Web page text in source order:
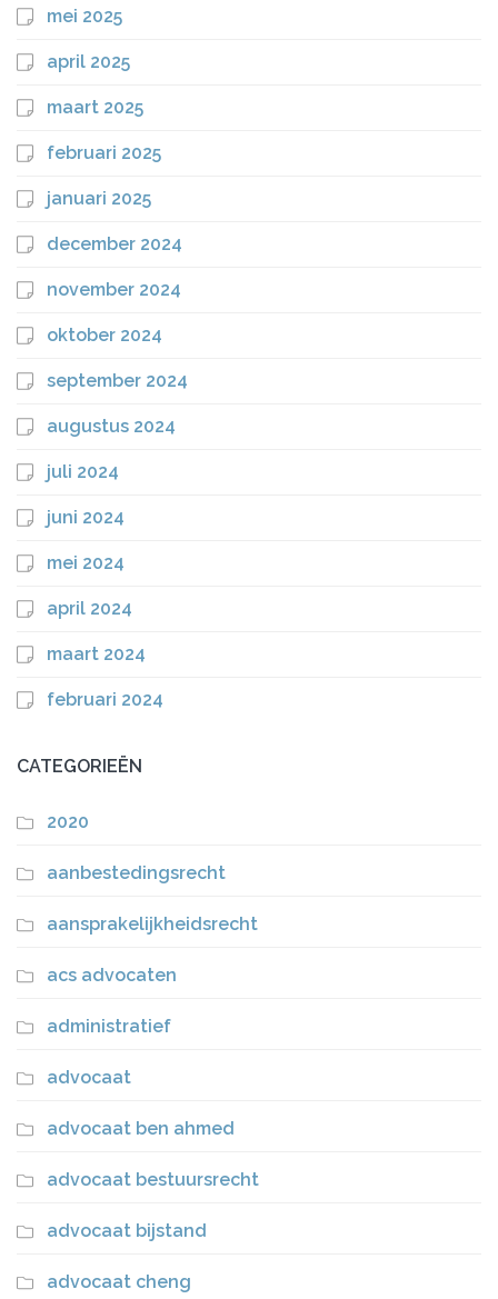
mei 2025
april 2025
maart 2025
februari 2025
januari 2025
december 2024
november 2024
oktober 2024
september 2024
augustus 2024
juli 2024
juni 2024
mei 2024
april 2024
maart 2024
februari 2024
CATEGORIEËN
2020
aanbestedingsrecht
aansprakelijkheidsrecht
acs advocaten
administratief
advocaat
advocaat ben ahmed
advocaat bestuursrecht
advocaat bijstand
advocaat cheng